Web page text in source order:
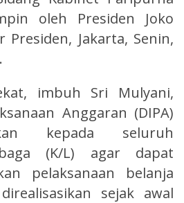
oleh Presiden Joko
Presiden, Jakarta, Senin,
imbuh Sri Mulyani,
Anggaran (DIPA)
kepada seluruh
(K/L) agar dapat
pelaksanaan belanja
sejak awal